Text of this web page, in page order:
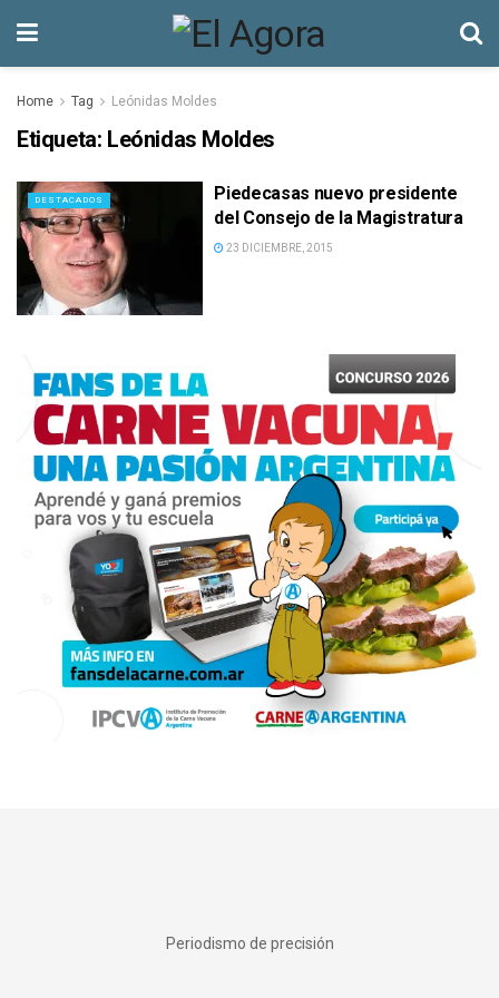
Home Tag Leónidas Moldes
Etiqueta: Leónidas Moldes
DESTACADOS
Piedecasas nuevo presidente
del Consejo de la Magistratura
23 DICIEMBRE, 2015
Periodismo de precisión